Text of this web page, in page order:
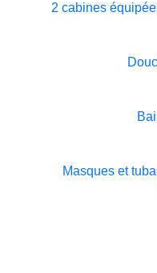
2 cabines
Masques et